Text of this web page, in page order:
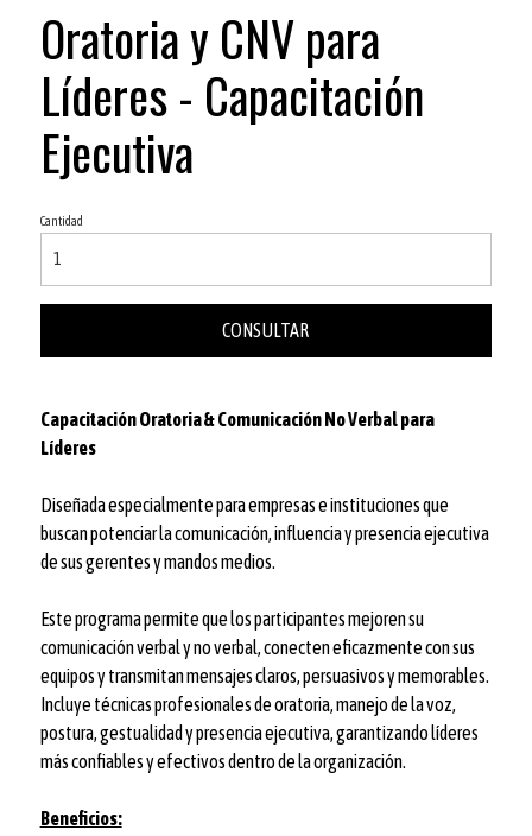
Oratoria y CNV para
Líderes - Capacitación
Ejecutiva
Cantidad
CONSULTAR
Capacitación Oratoria & Comunicación No Verbal para
Líderes
Diseñada especialmente para empresas e instituciones que
buscan potenciar la comunicación, influencia y presencia ejecutiva
de sus gerentes y mandos medios.
Este programa permite que los participantes mejoren su
comunicación verbal y no verbal, conecten eficazmente con sus
equipos y transmitan mensajes claros, persuasivos y memorables.
Incluye técnicas profesionales de oratoria, manejo de la voz,
postura, gestualidad y presencia ejecutiva, garantizando líderes
más confiables y efectivos dentro de la organización.
Beneficios: